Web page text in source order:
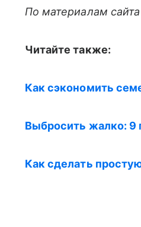
По материалам
Читайте также:
Как сэкономить
Выбросить жалко: 9
Как сделать